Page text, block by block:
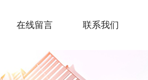
在线留言 联系我们